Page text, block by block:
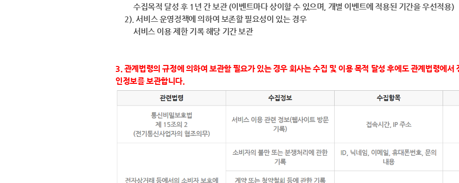
수집목적 달성 후 1년 간 보관 (이벤트마다 상이할 수 있으며, 개별 이벤트에 적용된 기간을 우선적용)
2). 서비스 운영정책에 의하여 보존할 필요성이 있는 경우
서비스 이용 제한 기록 해당 기간 보관
3. 관계법령의 규정에 의하여 보관할 필요가 있는 경우 회사는 수집 및 이용 목적 달성 후에도 관계법령에서
인정보를 보관합니다.